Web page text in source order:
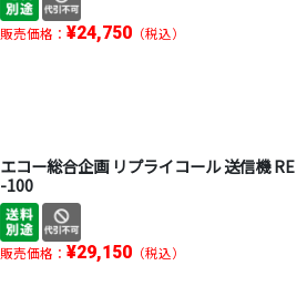
販売価格： ¥24,750（税込）
エコー総合企画 リプライコール 送信機 RE
-100
販売価格： ¥29,150（税込）